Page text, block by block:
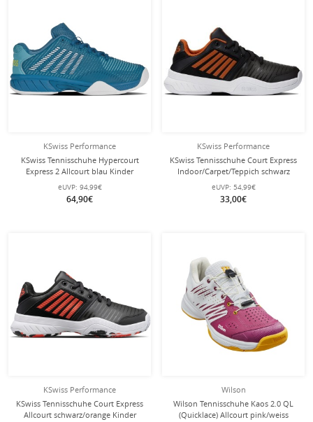
KSwiss Performance
KSwiss Tennisschuhe Hypercourt
Express 2 Allcourt blau Kinder
eUVP: 94,99€
64,90€
KSwiss Performance
KSwiss Tennisschuhe Court Express
Indoor/Carpet/Teppich schwarz
Kinder
eUVP: 54,99€
33,00€
KSwiss Performance
KSwiss Tennisschuhe Court Express
Allcourt schwarz/orange Kinder
Wilson
Wilson Tennisschuhe Kaos 2.0 QL
(Quicklace) Allcourt pink/weiss